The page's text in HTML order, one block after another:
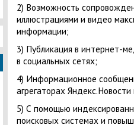
2) Возможность
иллюстрациями и видео
информации;
3) Публикация в интернет-
в социальных сетях;
4) Информационное
агрегаторах
5) С помощью
поисковых системах и